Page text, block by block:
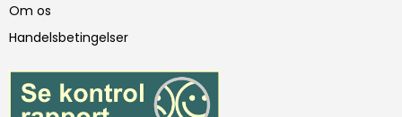
Om os
Handelsbetingelser